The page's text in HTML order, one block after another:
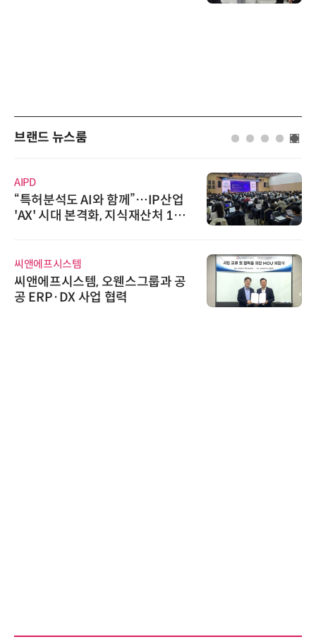
브랜드 뉴스룸
AIPD
“특허분석도 AI와 함께”…IP산업
'AX' 시대 본격화, 지식재산처 1호
씨앤에프시스템
씨앤에프시스템, 오웬스그룹과 공
공 ERP·DX 사업 협력